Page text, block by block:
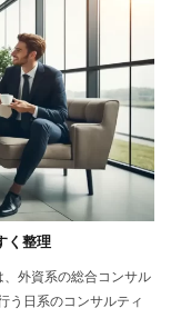
く整理
外資系の総合コンサル
う日系のコンサルティ